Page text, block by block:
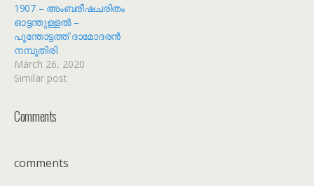
1907 – അംബരീഷചരിതം
ഓട്ടന്തുള്ളൽ –
പൂന്തോട്ടത്ത് ദാമോദരൻ
നമ്പൂതിരി
March 26, 2020
Similar post
Comments
comments